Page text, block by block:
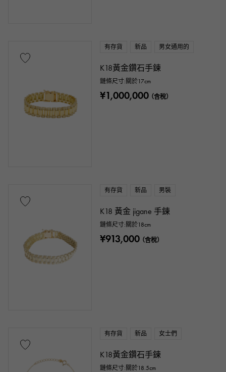
有存貨 新品 男女通用的
K18黃金鑽石手鍊
鏈條尺寸:關於17cm
¥1,000,000（含稅）
有存貨 新品 男裝
K18 黃金 jigane 手鍊
鏈條尺寸:關於18cm
¥913,000（含稅）
有存貨 新品 女士們
K18黃金鑽石手鍊
鏈條尺寸:關於18.5cm